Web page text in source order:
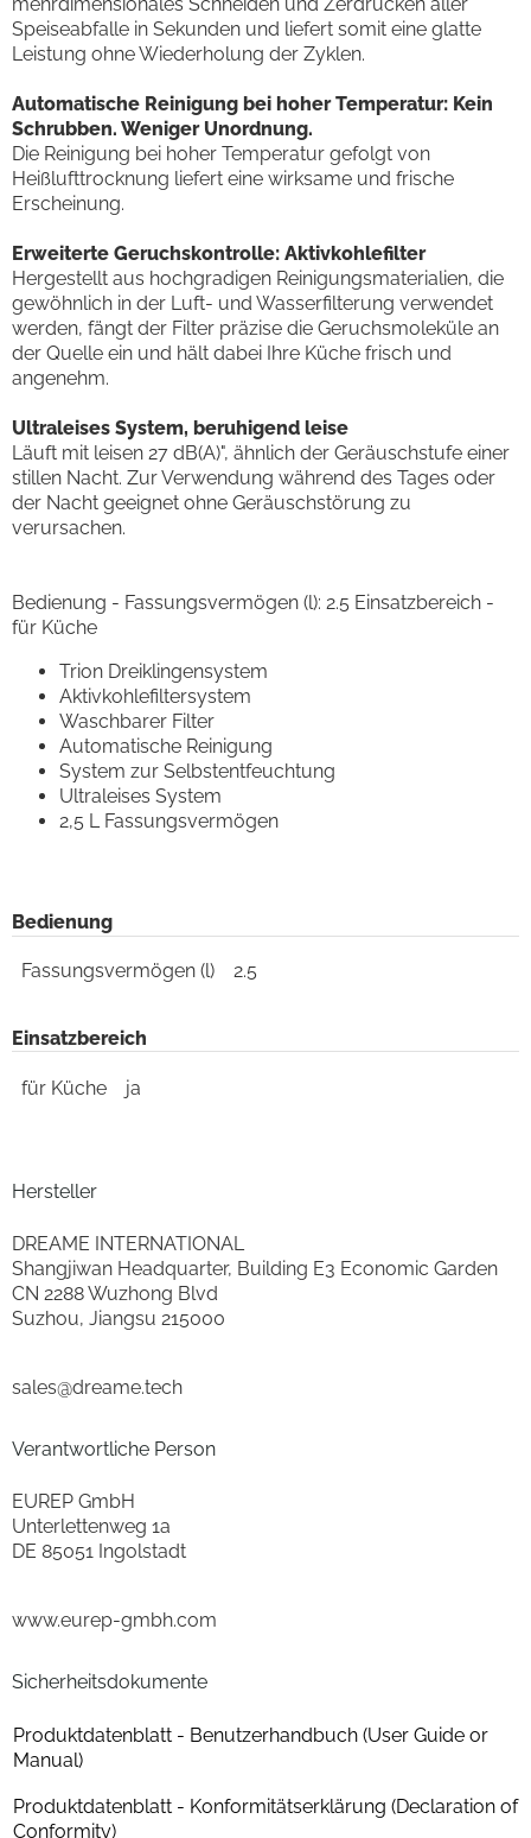
Speiseabfalle in Sekunden und liefert somit eine glatte
Leistung ohne Wiederholung der Zyklen.
Automatische Reinigung bei hoher Temperatur: Kein
Schrubben. Weniger Unordnung.
Die Reinigung bei hoher Temperatur gefolgt von
Heißlufttrocknung liefert eine wirksame und frische
Erscheinung.
Erweiterte Geruchskontrolle: Aktivkohlefilter
Hergestellt aus hochgradigen Reinigungsmaterialien, die
gewöhnlich in der Luft- und Wasserfilterung verwendet
werden, fängt der Filter präzise die Geruchsmoleküle an
der Quelle ein und hält dabei Ihre Küche frisch und
angenehm.
Ultraleises System, beruhigend leise
Läuft mit leisen 27 dB(A)", ähnlich der Geräuschstufe einer
stillen Nacht. Zur Verwendung während des Tages oder
der Nacht geeignet ohne Geräuschstörung zu
verursachen.
Bedienung - Fassungsvermögen (l): 2.5 Einsatzbereich -
für Küche
Trion Dreiklingensystem
Aktivkohlefiltersystem
Waschbarer Filter
Automatische Reinigung
System zur Selbstentfeuchtung
Ultraleises System
2,5 L Fassungsvermögen
Bedienung
Fassungsvermögen (l) 2.5
Einsatzbereich
für Küche ja
Hersteller
DREAME INTERNATIONAL
Shangjiwan Headquarter, Building E3 Economic Garden
CN 2288 Wuzhong Blvd
Suzhou, Jiangsu 215000
sales@dreame.tech
Verantwortliche Person
EUREP GmbH
Unterlettenweg 1a
DE 85051 Ingolstadt
www.eurep-gmbh.com
Sicherheitsdokumente
Produktdatenblatt - Benutzerhandbuch (User Guide or
Manual)
Produktdatenblatt - Konformitätserklärung (Declaration of
Conformity)